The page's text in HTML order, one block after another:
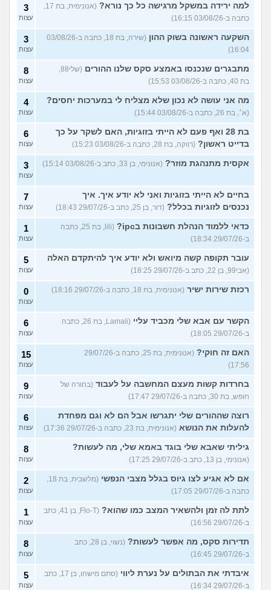
למה ירידה במשקל מרגישה כל כך נורא?
(אנונימית, בת 17,
כתבה ב-03/08/26 16:15)
3
עצות
השקעה ראשונה בשוק ההון
(שירה, בת 18, כתבה ב-03/08/26
16:04)
3
עצות
מתבגרים שנכנסו באמצע סקס שלנו ההורים
(שלי88,
בת 40, כתבה ב-03/08/26 15:53)
8
עצות
מה אני עושה לא נכון שלא מצליח לי במערכות יחסים?
(א׳, בת 26, כתבה ב-03/08/26 15:44)
4
עצות
בת 28 ואף פעם לא הייתי בזוגיות, האם לשקר על כך
בדייט ראשון? (רווקה, בת 28, כתבה ב-03/08/26 15:23)
6
עצות
אקסית מתנהגת מוזר? (אנונימי, בן 33, כתב ב-03/08/26 15:14) 3
עצות
בחיים לא הייתי בזוגיות ואני לא יודע איך. איך
נכנסים לזוגיות בכלל? (דור, בן 25, כתב ב-29/07/26 18:43)
7
עצות
כדאי ללמוד הנהלת חשבונות בipc?
(lili, בת 25, כתבה
ב-29/07/26 18:34)
1
עצות
עובר תקופה קשה מיואש ולא יודע איך להיתקדם האלה
(אבי99, בן 22, כתב ב-29/07/26 18:25)
5
עצות
רכזת שירות ישיר (אנונימית, בת 18, כתבה ב-29/07/26 18:16) 0
עצות
הקשר עם אבא שלי מכביד עליי
(Lamali, בת 26, כתבה
ב-29/07/26 18:05)
6
עצות
האם זה חוקי?
(אנונימית, בת 25, כתבה ב-29/07/26
17:56)
15
עצות
בחרדות קשות מעצם המחשבה על לעבוד (בחורה של
חופש, בת 30, כתבה ב-29/07/26 17:47)
9
עצות
רוצה שההורים שלי יתגרשו אבל הם לא וגם מפחדת
להעלות את הנושא (אנונימית, בת 23, כתבה ב-29/07/26 17:36)
6
עצות
גיליתי שאבא שלי בוגד באמא שלי, מה לעשות?
(אנונימי, בן 13, כתב ב-29/07/26 17:25)
8
עצות
אם לא אגיע לצו גיוס בגלל מצבי הנפשי
(מלשבית, בת 18,
כתבה ב-29/07/26 17:05)
2
עצות
לתת לה זמן ולהשאיר המצב כמו שהוא?
(Flo-T, בן 41, כתב
ב-29/07/26 16:56)
1
עצות
תדירות סקס, מה אפשר לעשות?
(נשוי, בן 28, כתב
ב-29/07/26 16:45)
8
עצות
איבדתי את הבתולים על נערת ליווי
(סתם מישהו, בן 17, כתב
ב-29/07/26 16:34)
5
עצות